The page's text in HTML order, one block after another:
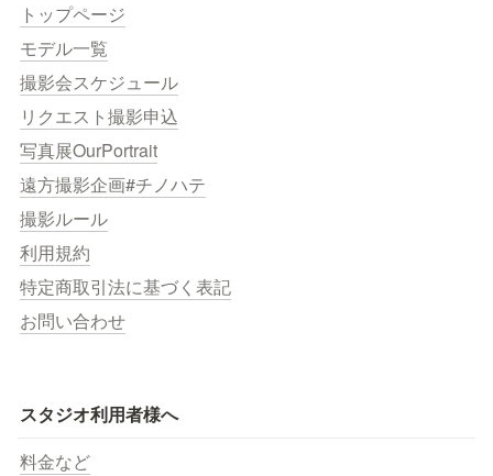
トップページ
モデル一覧
撮影会スケジュール
リクエスト撮影申込
写真展OurPortrait
遠方撮影企画#チノハテ
撮影ルール
利用規約
特定商取引法に基づく表記
お問い合わせ
スタジオ利用者様へ
料金など